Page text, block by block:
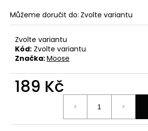
Můžeme doručit do: Zvolte variantu
Zvolte variantu
Kód: Zvolte variantu
Značka:Moose
189 Kč
m
e
CELOELASTICKÉ
BĚŽECKÉ
PONOŽKY
ULTRAMARATON
249